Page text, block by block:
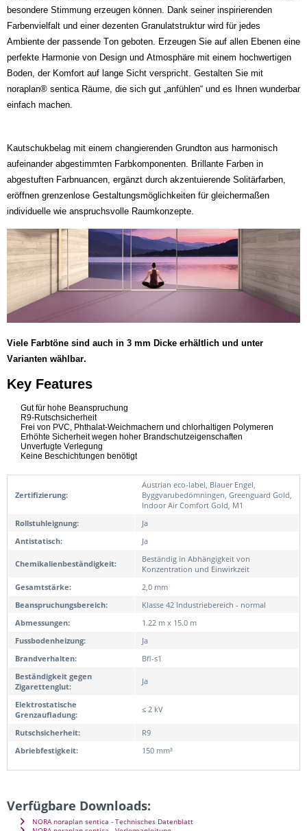
besondere Stimmung erzeugen können. Dank seiner inspirierenden
Farbenvielfalt und einer dezenten Granulatstruktur wird für jedes
Ambiente der passende Ton geboten. Erzeugen Sie auf allen Ebenen eine
perfekte Harmonie von Design und Atmosphäre mit einem hochwertigen
Boden, der Komfort auf lange Sicht verspricht. Gestalten Sie mit
noraplan® sentica Räume, die sich gut „anfühlen“ und es Ihnen wunderbar
einfach machen.
Kautschukbelag mit einem changierenden Grundton aus harmonisch
aufeinander abgestimmten Farbkomponenten. Brillante Farben in
abgestuften Farbnuancen, ergänzt durch akzentuierende Solitärfarben,
eröffnen grenzenlose Gestaltungsmöglichkeiten für gleichermaßen
individuelle wie anspruchsvolle Raumkonzepte.
Viele Farbtöne sind auch in 3 mm Dicke erhältlich und unter
Varianten wählbar.
Key Features
Gut für hohe Beanspruchung
R9-Rutschsicherheit
Frei von PVC, Phthalat-Weichmachern und chlorhaltigen Polymeren
Erhöhte Sicherheit wegen hoher Brandschutzeigenschaften
Unverfugte Verlegung
Keine Beschichtungen benötigt
Zertifizierung:
Austrian eco-label, Blauer Engel,
Byggvarubedömningen, Greenguard Gold,
Indoor Air Comfort Gold, M1
Rollstuhleignung:
Ja
Antistatisch:
Ja
Chemikalienbeständigkeit:
Beständig in Abhängigkeit von
Konzentration und Einwirkzeit
Gesamtstärke:
2,0 mm
Beanspruchungsbereich:
Klasse 42 Industriebereich - normal
Abmessungen:
1.22 m x 15.0 m
Fussbodenheizung:
Ja
Brandverhalten:
Bfl-s1
Beständigkeit gegen
Zigarettenglut:
Ja
Elektrostatische
Grenzaufladung:
≤ 2 kV
Rutschsicherheit:
R9
Abriebfestigkeit:
150 mm³
Verfügbare Downloads:
NORA noraplan sentica - Technisches Datenblatt